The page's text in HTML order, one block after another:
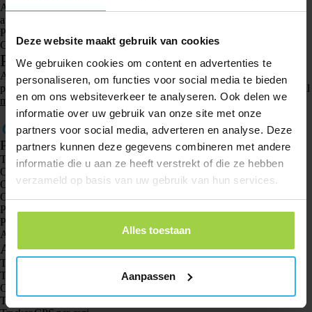
Deze website maakt gebruik van cookies
We gebruiken cookies om content en advertenties te
personaliseren, om functies voor social media te bieden
en om ons websiteverkeer te analyseren. Ook delen we
informatie over uw gebruik van onze site met onze
partners voor social media, adverteren en analyse. Deze
partners kunnen deze gegevens combineren met andere
informatie die u aan ze heeft verstrekt of die ze hebben
verzameld op basis van uw gebruik van hun services.
Alles toestaan
Aanpassen
Accedi al tuo account Spotter e vai alla mappa. Clicca sullo Spotter e
apparirà una schermata con le funzioni. Qui clicca su “richiedi posizione”.
Per 3 minuti riceverai ogni 20 secondi la posizione attuale dello Spotter
GPS Watch.
Passaggio 5. La posizione viene ora ricevuta
Aggiorna la pagina. La posizione viene ora visualizzata. Non ricevi la
posizione e hai seguito tutti i passaggi? Contatta l’assistenza clienti tramite il
modulo di contatto.
Prodotti
Tracker GPS Spotter X10
Orologio GPS Spotter Senior
Orologio GPS Spotter Explorer
Orologio GPS Spotter per bambini
Pet Spotter Gatto
Pet Spotter Dog
Animal Spotter
Applicazioni
Trackers GPS
Tracker GPS per bambini
Orologi GPS per bambini
Tracker GPS per gatti